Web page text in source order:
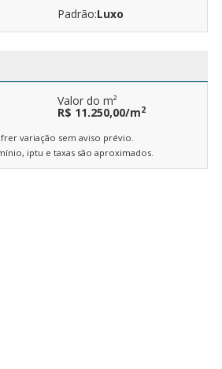
Padrão:Luxo
Valor do m²
R$ 11.250,00/m2
variação sem aviso prévio.
iptu e taxas são aproximados.